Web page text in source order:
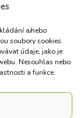
a/nebo
soubory cookies.
údaje, jako je
Nesouhlas nebo
a funkce.